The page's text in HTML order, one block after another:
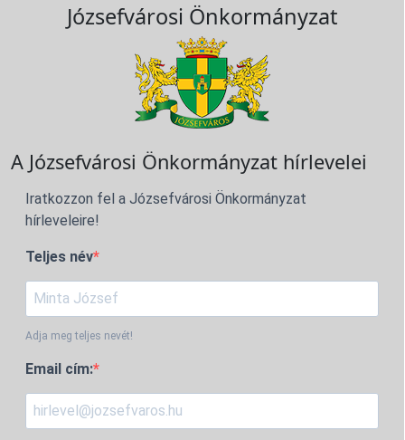
Józsefvárosi Önkormányzat
A Józsefvárosi Önkormányzat hírlevelei
Iratkozzon fel a Józsefvárosi Önkormányzat
hírleveleire!
Teljes név
Adja meg teljes nevét!
Email cím: